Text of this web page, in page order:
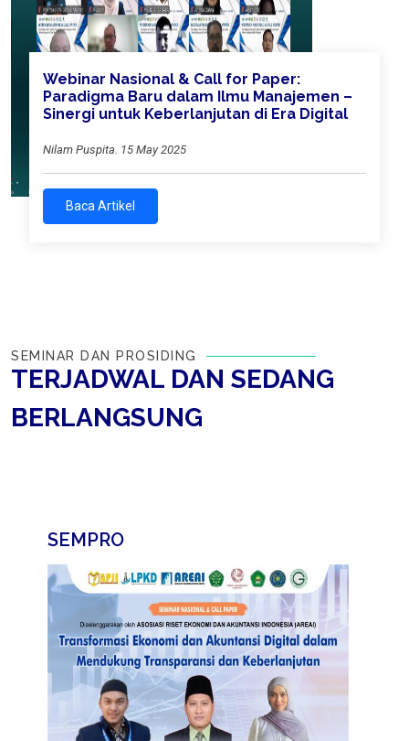
Webinar Nasional & Call for Paper:
Paradigma Baru dalam Ilmu Manajemen –
Sinergi untuk Keberlanjutan di Era Digital
Nilam Puspita. 15 May 2025
Baca Artikel
SEMINAR DAN PROSIDING
TERJADWAL DAN SEDANG
BERLANGSUNG
SEMPRO